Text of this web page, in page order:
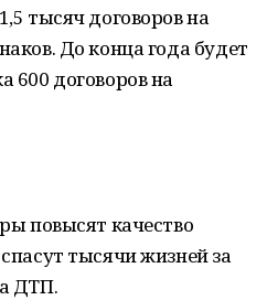
тысяч договоров на
До конца года будет
600 договоров на
повысят качество
тысячи жизней за
ДТП.